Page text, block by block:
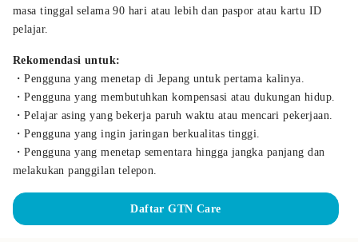
masa tinggal selama 90 hari atau lebih dan paspor atau kartu ID
pelajar.
Rekomendasi untuk:
・Pengguna yang menetap di Jepang untuk pertama kalinya.
・Pengguna yang membutuhkan kompensasi atau dukungan hidup.
・Pelajar asing yang bekerja paruh waktu atau mencari pekerjaan.
・Pengguna yang ingin jaringan berkualitas tinggi.
・Pengguna yang menetap sementara hingga jangka panjang dan
melakukan panggilan telepon.
Daftar GTN Care